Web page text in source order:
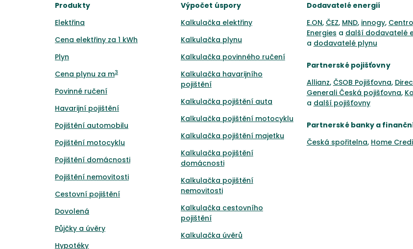
Produkty
Elektřina
Cena elektřiny za 1 kWh
Plyn
Cena plynu za m3
Povinné ručení
Havarijní pojištění
Pojištění automobilu
Pojištění motocyklu
Pojištění domácnosti
Pojištění nemovitosti
Cestovní pojištění
Dovolená
Půjčky a úvěry
Hypotéky
Výpočet úspory
Kalkulačka elektřiny
Kalkulačka plynu
Kalkulačka povinného ručení
Kalkulačka havarijního
pojištění
Kalkulačka pojištění auta
Kalkulačka pojištění motocyklu
Kalkulačka pojištění majetku
Kalkulačka pojištění
domácnosti
Kalkulačka pojištění
nemovitosti
Kalkulačka cestovního
pojištění
Kalkulačka úvěrů
Dodavatelé energií
E.ON, ČEZ, MND, innogy,
Energies a další dodavatelé
a dodavatelé plynu
Partnerské pojišťovny
Allianz, ČSOB Pojišťovna,
Generali Česká pojišťovna,
a další pojišťovny
Partnerské banky a
Česká spořitelna, Home